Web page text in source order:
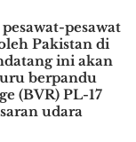
pesawat
Pakistan di
ini akan
berpandu
(BVR) PL-17
udara